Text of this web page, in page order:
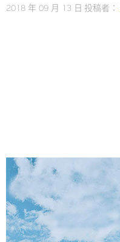
2018 年 09 月 13 日 投稿者：
Share